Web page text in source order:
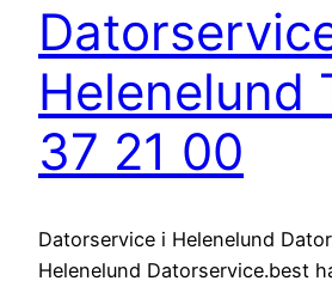
Helenelund
37 21 00
Datorservice i Helenelund
Helenelund Datorservice.best